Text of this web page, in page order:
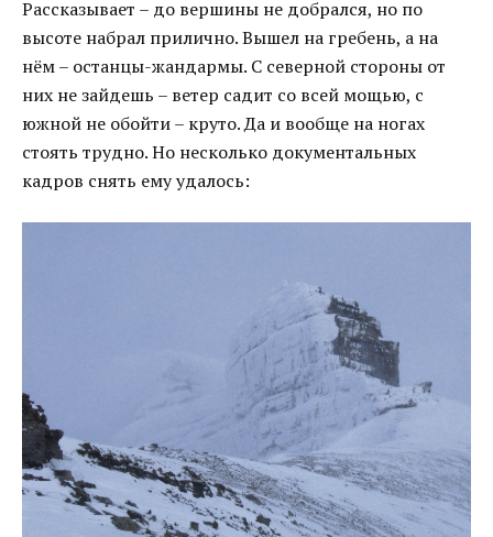
Рассказывает – до вершины не добрался, но по
высоте набрал прилично. Вышел на гребень, а на
нём – останцы-жандармы. С северной стороны от
них не зайдешь – ветер садит со всей мощью, с
южной не обойти – круто. Да и вообще на ногах
стоять трудно. Но несколько документальных
кадров снять ему удалось: